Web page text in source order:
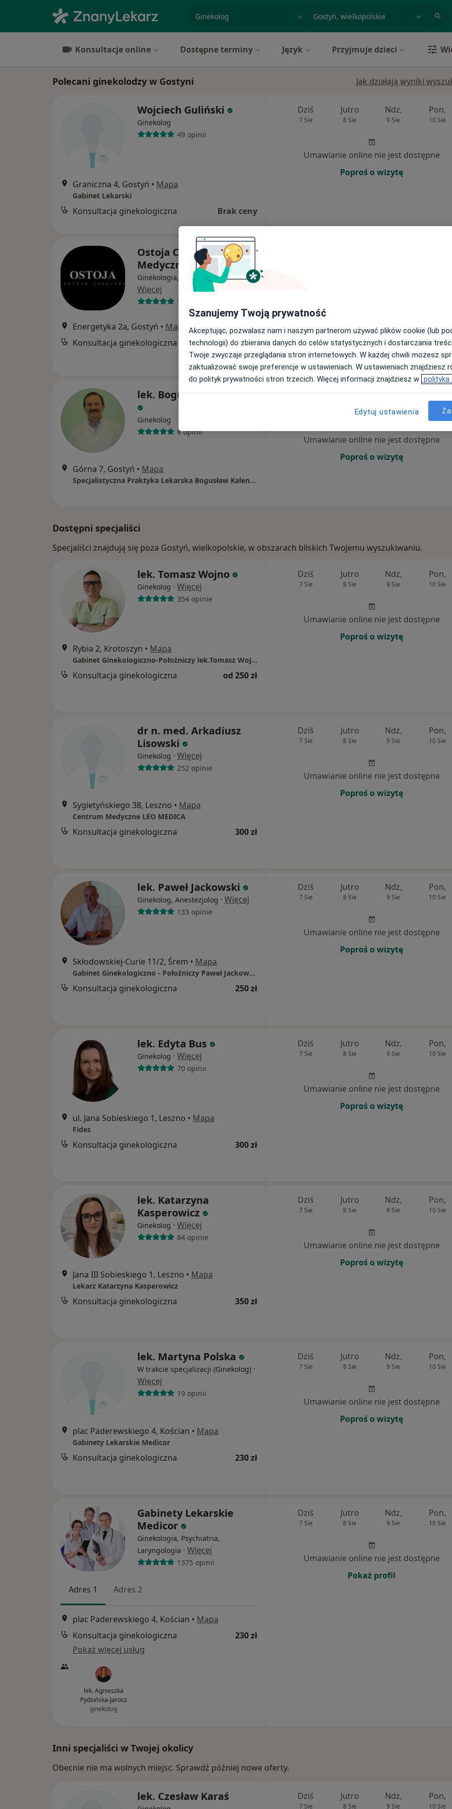
miasto lub dzielnica
Konsultacje online Dostępne terminy Język Przyjmuje dzieci
Polecani ginekolodzy w Gostyni Jak działają wyniki
Wojciech Guliński
Ginekolog
49 opinii
Graniczna 4, Gostyń • Mapa
Gabinet Lekarski
Konsultacja ginekologiczna Brak ceny
Dziś
7 Sie
Jutro
8 Sie
Ndz,
9 Sie
Pon,
10 Sie
Umawianie online nie jest dostępne
Poproś o wizytę
Ostoja Centrum
Medyczne
Ginekologia, Interna, Alergologia·
Więcej
13 opinii
Energetyka 2a, Gostyń • Mapa
Konsultacja ginekologiczna
lek. Bogusław Kalenicz
Ginekolog
8 opinii
Górna 7, Gostyń • Mapa
Specjalistyczna Praktyka Lekarska Bogusław Kalenicz
10 Sie
Umawianie online nie jest dostępne
Poproś o wizytę
Dostępni specjaliści
Specjaliści znajdują się poza Gostyń, wielkopolskie, w obszarach bliskich Twojemu wyszukiwaniu.
lek. Tomasz Wojno
Ginekolog · Więcej
354 opinie
Rybia 2, Krotoszyn • Mapa
Gabinet Ginekologiczno-Położniczy lek.Tomasz Wojno
Konsultacja ginekologiczna od 250 zł
Dziś
7 Sie
Jutro
8 Sie
Ndz,
9 Sie
Pon,
10 Sie
Umawianie online nie jest dostępne
Poproś o wizytę
dr n. med. Arkadiusz
Lisowski
Ginekolog · Więcej
252 opinie
Sygietyńskiego 38, Leszno • Mapa
Centrum Medyczne LEO MEDICA
Konsultacja ginekologiczna 300 zł
Dziś
7 Sie
Jutro
8 Sie
Ndz,
9 Sie
Pon,
10 Sie
Umawianie online nie jest dostępne
Poproś o wizytę
lek. Paweł Jackowski
Ginekolog, Anestezjolog · Więcej
133 opinie
Skłodowskiej-Curie 11/2, Śrem • Mapa
Gabinet Ginekologiczno - Położniczy Paweł Jackowski
Konsultacja ginekologiczna 250 zł
Dziś
7 Sie
Jutro
8 Sie
Ndz,
9 Sie
Pon,
10 Sie
Umawianie online nie jest dostępne
Poproś o wizytę
lek. Edyta Bus
Ginekolog · Więcej
70 opinii
ul. Jana Sobieskiego 1, Leszno • Mapa
Fides
Konsultacja ginekologiczna 300 zł
Dziś
7 Sie
Jutro
8 Sie
Ndz,
9 Sie
Pon,
10 Sie
Umawianie online nie jest dostępne
Poproś o wizytę
lek. Katarzyna
Kasperowicz
Ginekolog · Więcej
84 opinie
Jana III Sobieskiego 1, Leszno • Mapa
Lekarz Katarzyna Kasperowicz
Konsultacja ginekologiczna 350 zł
Dziś
7 Sie
Jutro
8 Sie
Ndz,
9 Sie
Pon,
10 Sie
Umawianie online nie jest dostępne
Poproś o wizytę
lek. Martyna Polska
W trakcie specjalizacji (Ginekolog) ·
Więcej
19 opinii
plac Paderewskiego 4, Kościan • Mapa
Gabinety Lekarskie Medicor
Konsultacja ginekologiczna 230 zł
Dziś
7 Sie
Jutro
8 Sie
Ndz,
9 Sie
Pon,
10 Sie
Umawianie online nie jest dostępne
Poproś o wizytę
Gabinety Lekarskie
Medicor
Ginekologia, Psychiatria,
Laryngologia · Więcej
1375 opinii
Adres 1 Adres 2
plac Paderewskiego 4, Kościan • Mapa
Konsultacja ginekologiczna
230 zł
Pokaż więcej usług
lek. Agnieszka
Pydzińska-Jarosz
ginekolog
Dziś
7 Sie
Jutro
8 Sie
Ndz,
9 Sie
Pon,
10 Sie
Umawianie online nie jest dostępne
Pokaż profil
Inni specjaliści w Twojej okolicy
Obecnie nie ma wolnych miejsc. Sprawdź później nowe oferty.
lek. Czesław Karaś Dziś
7 Sie
Jutro
8 Sie
Ndz,
9 Sie
Pon,
10 Sie
Szanujemy Twoją prywatność
Akceptując, pozwalasz nam i naszym partnerom używać plików cookie (lub
technologii) do zbierania danych do celów statystycznych i dostarczania
Twoje zwyczaje przeglądania stron internetowych. W każdej chwili możesz
zaktualizować swoje preferencje w ustawieniach. W ustawieniach znajdziesz
do polityk prywatności stron trzecich. Więcej informacji znajdziesz w polityka
Edytuj ustawienia